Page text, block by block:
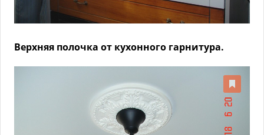
Верхняя полочка от кухонного гарнитура.